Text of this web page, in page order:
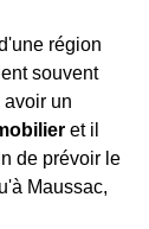
région
souvent
un
et il
de prévoir le
Maussac,